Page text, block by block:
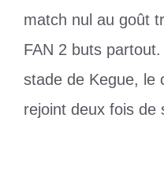
match nul au goût
FAN 2 buts
stade de Kegue, le
rejoint deux fois